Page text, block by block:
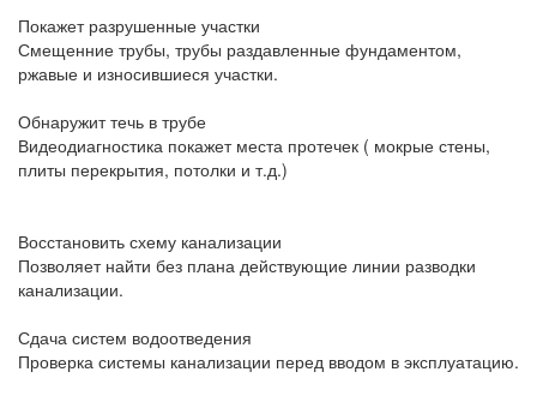
Покажет разрушенные участки
Смещенние трубы, трубы раздавленные фундаментом,
ржавые и износившиеся участки.
Обнаружит течь в трубе
Видеодиагностика покажет места протечек ( мокрые стены,
плиты перекрытия, потолки и т.д.)
Восстановить схему канализации
Позволяет найти без плана действующие линии разводки
канализации.
Сдача систем водоотведения
Проверка системы канализации перед вводом в эксплуатацию.